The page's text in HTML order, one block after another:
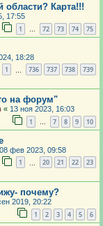
области? Карта!!!
17:55
1 … 72 73 74 75
18:28
1 736 737 738 739
на форум"
« 13 ноя 2023, 16:03
1 … 7 8 9 10
08 фев 2023, 09:58
1 20 21 22 23
почему?
2019, 20:22
1 2 3 4 5 6